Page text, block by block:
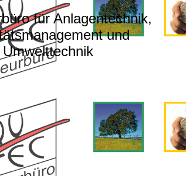
für Anlagentechnik,
und
Umwelttechnik